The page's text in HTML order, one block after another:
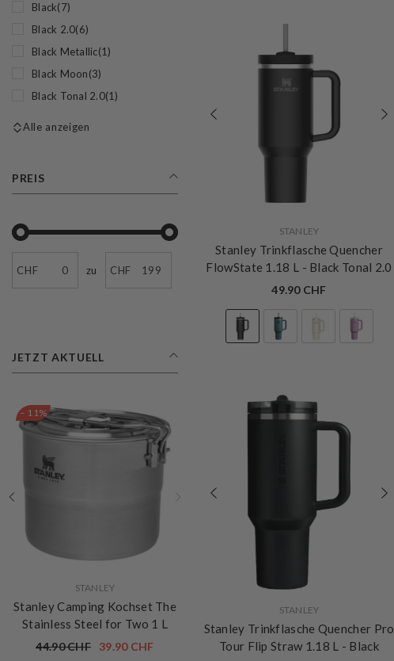
Black(7)
Black 2.0(6)
Black Metallic(1)
Black Moon(3)
Black Tonal 2.0(1)
Alle anzeigen
PREIS
CHF zu CHF
JETZT AKTUELL
VERKÄUFERIN:STANLEY
Stanley Thermosflasche The
Legendary Classic 2.3 L
Hammertone Green
99.90 CHF
VERKÄUFERIN:STANLEY
Stanley Camping Kochset The
Stainless Steel for Two 1 L
44.90 CHF 39.90 CHF
STANLEY
Stanley Trinkflasche Quencher
FlowState 1.18 L - Black Tonal 2.0
49.90 CHF
STANLEY
Stanley Trinkflasche Quencher Pro
Tour Flip Straw 1.18 L - Black